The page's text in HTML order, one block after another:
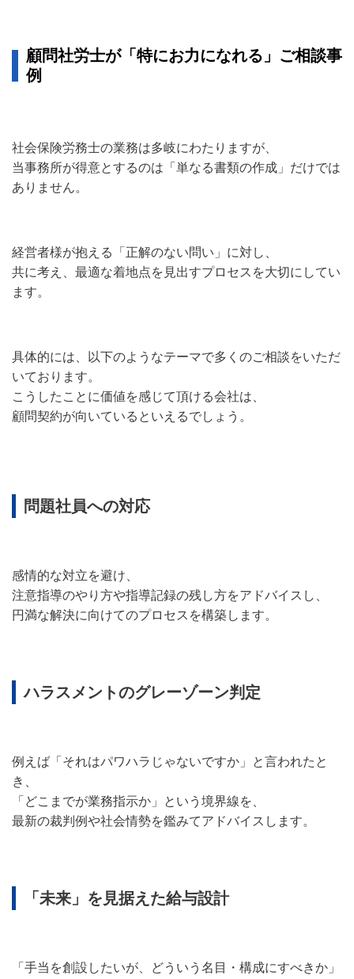
顧問社労士が「特にお力になれる」ご相談事
例
社会保険労務士の業務は多岐にわたりますが、
当事務所が得意とするのは「単なる書類の作成」だけでは
ありません。
経営者様が抱える「正解のない問い」に対し、
共に考え、最適な着地点を見出すプロセスを大切にしてい
ます。
具体的には、以下のようなテーマで多くのご相談をいただ
いております。
こうしたことに価値を感じて頂ける会社は、
顧問契約が向いているといえるでしょう。
問題社員への対応
感情的な対立を避け、
注意指導のやり方や指導記録の残し方をアドバイスし、
円満な解決に向けてのプロセスを構築します。
ハラスメントのグレーゾーン判定
例えば「それはパワハラじゃないですか」と言われたと
き、
「どこまでが業務指示か」という境界線を、
最新の裁判例や社会情勢を鑑みてアドバイスします。
「未来」を見据えた給与設計
「手当を創設したいが、どういう名目・構成にすべきか」